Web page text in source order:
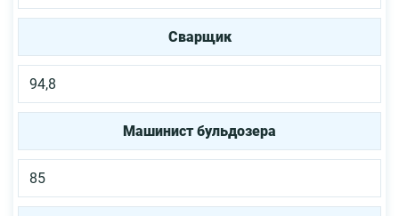
Сварщик
94,8
Машинист бульдозера
85